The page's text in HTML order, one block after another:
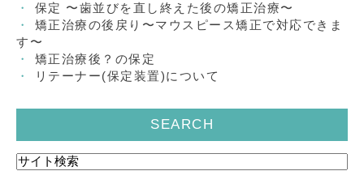
保定 〜歯並びを直し終えた後の矯正治療〜
矯正治療の後戻り〜マウスピース矯正で対応できま
す〜
矯正治療後？の保定
リテーナー(保定装置)について
SEARCH